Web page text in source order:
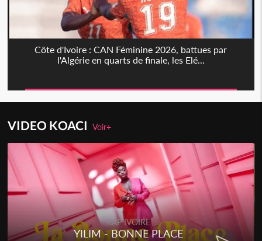
Côte d'Ivoire : CAN Féminine 2026, battues par
l'Algérie en quarts de finale, les Elé...
VIDEO KOACIVoir+
RAP IVOIRE
YILIM - BONNE PLACE